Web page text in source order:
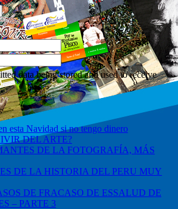
data being stored and used to receive
esta Navidad si no tengo dinero
DEL ARTE?
DE LA FOTOGRAFÍA, MÁS
DE LA HISTORIA DEL PERU MUY
DE FRACASO DE ESSALUD DE
– PARTE 3